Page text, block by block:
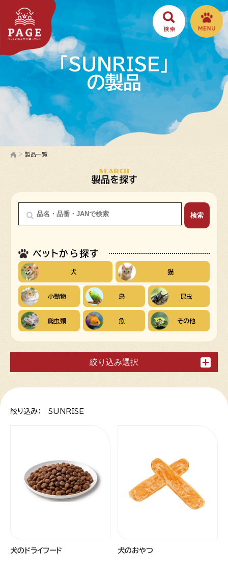
「SUNRISE」
の製品
> 製品一覧
SEARCH
製品を探す
ペットから探す
犬 猫
小動物 鳥 昆虫
爬虫類 魚 その他
絞り込み選択
絞り込み： SUNRISE
犬のドライフード 犬のおやつ